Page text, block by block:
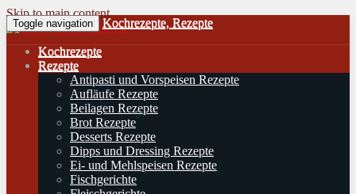
Skip to main content
Toggle navigation Kochrezepte, Rezepte
Kochrezepte
Rezepte
Antipasti und Vorspeisen Rezepte
Aufläufe Rezepte
Beilagen Rezepte
Brot Rezepte
Desserts Rezepte
Dipps und Dressing Rezepte
Ei- und Mehlspeisen Rezepte
Fischgerichte